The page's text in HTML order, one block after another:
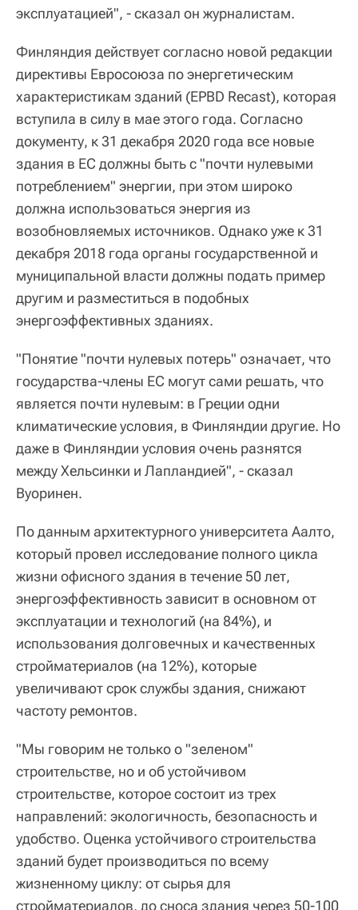
эксплуатацией", - сказал он журналистам.
Финляндия действует согласно новой редакции
директивы Евросоюза по энергетическим
характеристикам зданий (EPBD Recast), которая
вступила в силу в мае этого года. Согласно
документу, к 31 декабря 2020 года все новые
здания в ЕС должны быть с "почти нулевыми
потреблением" энергии, при этом широко
должна использоваться энергия из
возобновляемых источников. Однако уже к 31
декабря 2018 года органы государственной и
муниципальной власти должны подать пример
другим и разместиться в подобных
энергоэффективных зданиях.
"Понятие "почти нулевых потерь" означает, что
государства-члены ЕС могут сами решать, что
является почти нулевым: в Греции одни
климатические условия, в Финляндии другие. Но
даже в Финляндии условия очень разнятся
между Хельсинки и Лапландией", - сказал
Вуоринен.
По данным архитектурного университета Аалто,
который провел исследование полного цикла
жизни офисного здания в течение 50 лет,
энергоэффективность зависит в основном от
эксплуатации и технологий (на 84%), и
использования долговечных и качественных
стройматериалов (на 12%), которые
увеличивают срок службы здания, снижают
частоту ремонтов.
"Мы говорим не только о "зеленом"
строительстве, но и об устойчивом
строительстве, которое состоит из трех
направлений: экологичность, безопасность и
удобство. Оценка устойчивого строительства
зданий будет производиться по всему
жизненному циклу: от сырья для
стройматериалов, до сноса здания через 50-100